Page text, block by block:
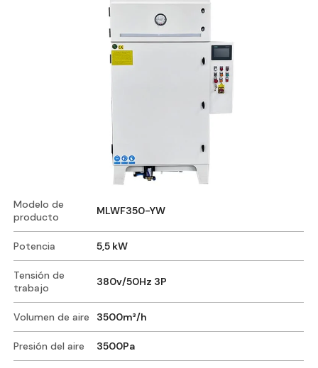
Modelo de
producto
MLWF350-YW
Potencia 5,5 kW
Tensión de
trabajo
380v/50Hz 3P
Volumen de aire 3500m³/h
Presión del aire 3500Pa